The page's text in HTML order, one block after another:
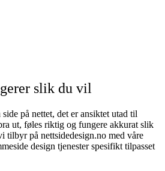
slik du vil
på nettet, det er ansiktet utad til
ut, føles riktig og fungere akkurat slik
tilbyr på nettsidedesign.no med våre
design tjenester spesifikt tilpasset